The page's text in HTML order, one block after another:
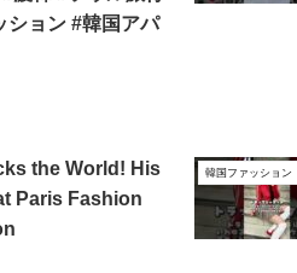
ション #韓国アパ
the World! His
Paris Fashion
韓国ファッション